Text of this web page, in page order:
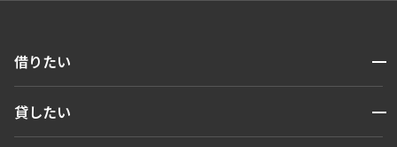
借りたい 開閉
人気エリアから探す
貸したい 開閉